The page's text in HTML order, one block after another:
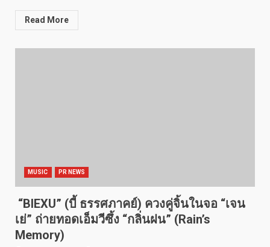
Read More
MUSIC PR NEWS
“BIEXU” (บี้ ธรรศภาคย์) ควงคู่จิ้นในจอ “เจน
เย่” ถ่ายทอดเอ็มวีซึ้ง “กลิ่นฝน” (Rain’s
Memory)